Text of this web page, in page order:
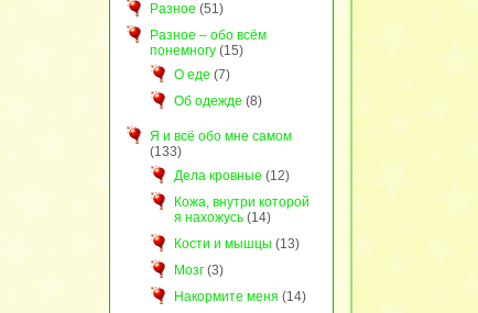
Разное (51)
Разное – обо всём
понемногу(15)
О еде (7)
Об одежде (8)
Я и всё обо мне самом
(133)
Дела кровные (12)
Кожа, внутри которой
я нахожусь(14)
Кости и мышцы (13)
Мозг(3)
Накормите меня (14)